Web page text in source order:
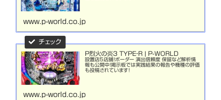
www.p-world.co.jp
P烈火の炎3 TYPE‐R | P-WORLD
設置店5店舗！ボーダー 演出信頼度 保留など解析情
報も公開中！掲示板では実践結果の報告や機種の評価
も投稿されています！
www.p-world.co.jp